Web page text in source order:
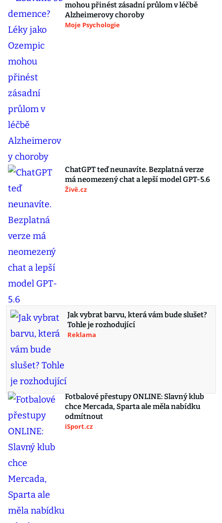
mohou přinést zásadní průlom v léčbě
Alzheimerovy choroby
Moje Psychologie
ChatGPT teď neunavíte. Bezplatná verze
má neomezený chat a lepší model GPT-5.6
Živě.cz
Jak vybrat barvu, která vám bude slušet?
Tohle je rozhodující
Reklama
Fotbalové přestupy ONLINE: Slavný klub
chce Mercada, Sparta ale měla nabídku
odmítnout
iSport.cz